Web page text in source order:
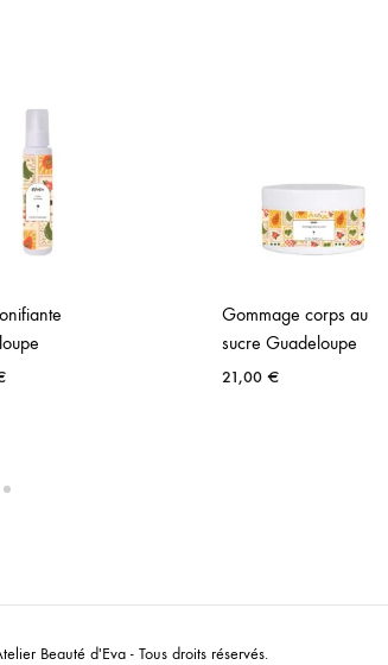
Gommage corps au
sucre Guadeloupe
21,00€
Beauté d'Eva - Tous droits réservés.